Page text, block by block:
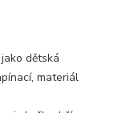
dětská
materiál